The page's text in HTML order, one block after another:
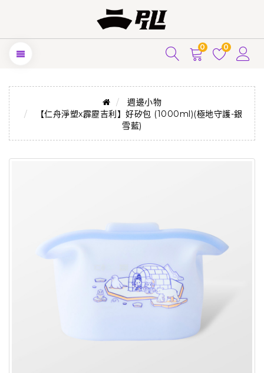
0 0
週邊小物
【仁舟淨塑x霹靂吉利】好矽包 (1000ml)(極地守護-銀
雪藍)